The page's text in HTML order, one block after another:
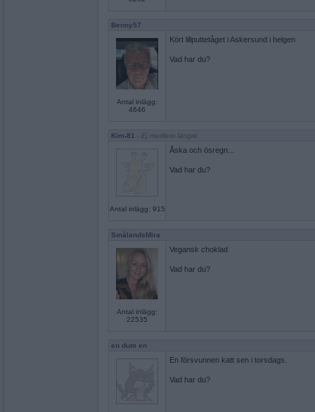
Benny57
Antal inlägg:
4646
Kört lillputtetåget i Askersund i helgen
Vad har du?
Kim-81 - Ej medlem längre
Antal inlägg: 915
Åska och ösregn...
Vad har du?
SmålandsMira
Antal inlägg:
22535
Vegansk choklad
Vad har du?
en dum en
En försvunnen katt sen i torsdags.
Vad har du?